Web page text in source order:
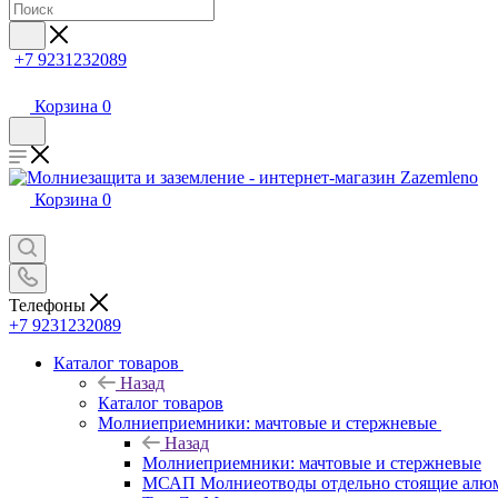
+7 9231232089
Корзина 0
Корзина 0
Телефоны
+7 9231232089
Каталог товаров
Назад
Каталог товаров
Молниеприемники: мачтовые и стержневые
Назад
Молниеприемники: мачтовые и стержневые
МСАП Молниеотводы отдельно стоящие